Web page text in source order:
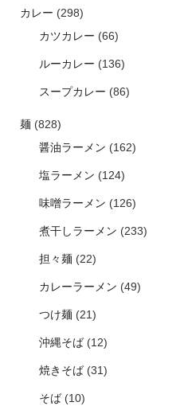
カレー (298)
カツカレー (66)
ルーカレー (136)
スープカレー (86)
麺(828)
醤油ラーメン (162)
塩ラーメン (124)
味噌ラーメン (126)
煮干しラーメン (233)
担々麺(22)
カレーラーメン (49)
つけ麺(21)
沖縄そば(12)
焼きそば(31)
そば(10)